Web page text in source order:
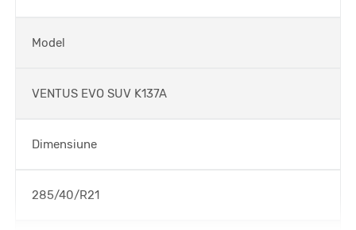
Model
VENTUS EVO SUV K137A
Dimensiune
285/40/R21